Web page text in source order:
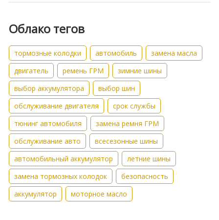
Облако тегов
тормозные колодки автомобиль
замена масла
двигатель
ремень ГРМ
зимние шины
выбор аккумулятора
выбор шин
обслуживание двигателя
срок службы
тюнинг автомобиля
замена ремня ГРМ
обслуживание авто
всесезонные шины
автомобильный аккумулятор
летние шины
замена тормозных колодок
безопасность
аккумулятор
моторное масло